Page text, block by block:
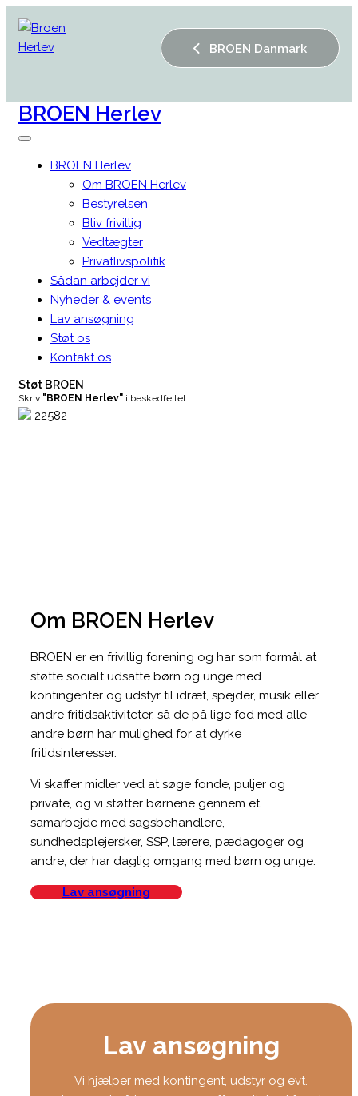
BROEN Danmark
BROEN Herlev
BROEN Herlev
Om BROEN Herlev
Bestyrelsen
Bliv frivillig
Vedtægter
Privatlivspolitik
Sådan arbejder vi
Nyheder & events
Lav ansøgning
Støt os
Kontakt os
Støt BROEN
Skriv "BROEN Herlev" i beskedfeltet
22582
Om BROEN Herlev
BROEN er en frivillig forening og har som formål at
støtte socialt udsatte børn og unge med
kontingenter og udstyr til idræt, spejder, musik eller
andre fritidsaktiviteter, så de på lige fod med alle
andre børn har mulighed for at dyrke
fritidsinteresser.
Vi skaffer midler ved at søge fonde, puljer og
private, og vi støtter børnene gennem et
samarbejde med sagsbehandlere,
sundhedsplejersker, SSP, lærere, pædagoger og
andre, der har daglig omgang med børn og unge.
Lav ansøgning
Lav ansøgning
Vi hjælper med kontingent, udstyr og evt.